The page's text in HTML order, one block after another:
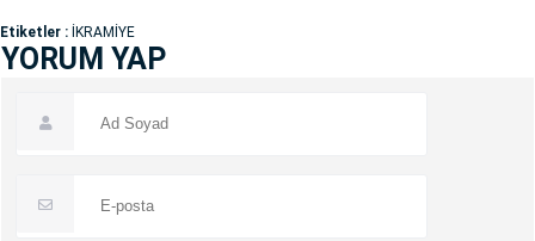
Etiketler : İKRAMİYE
YORUM YAP